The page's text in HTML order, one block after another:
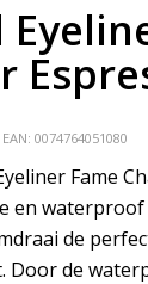
EAN: 0074764051080
Fame
en
de
Door de